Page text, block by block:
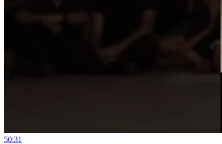
50:31